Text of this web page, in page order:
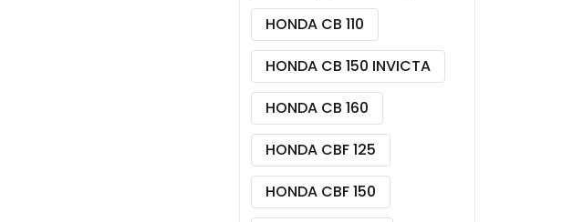
HONDA CB 110
HONDA CB 150 INVICTA
HONDA CB 160
HONDA CBF 125
HONDA CBF 150